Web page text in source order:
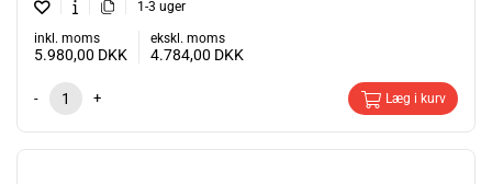
1-3 uger
inkl. moms
5.980,00 DKK
ekskl. moms
4.784,00 DKK
- + Læg i kurv